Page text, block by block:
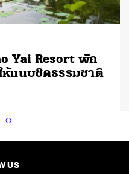
Yai Resort พัก
แนบชิดธรรมชาติ
US